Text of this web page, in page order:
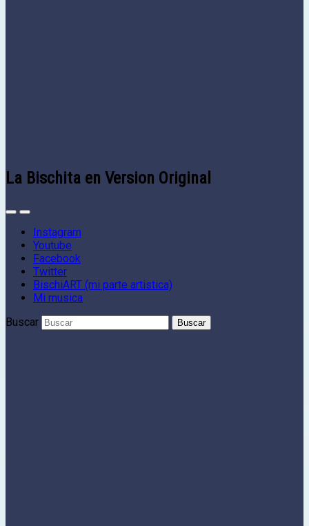
La Bischita en Version Original
Instagram
Youtube
Facebook
Twitter
BischiART (mi parte artistica)
Mi musica
Buscar